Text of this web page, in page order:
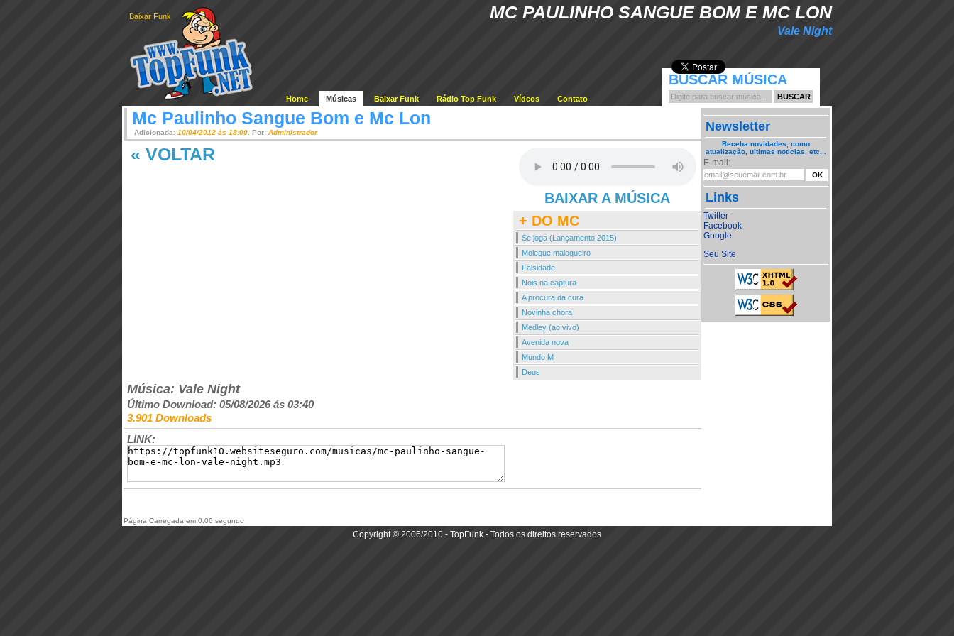
MC PAULINHO SANGUE BOM E MC LON
Vale Night
Baixar Funk
Home Músicas Baixar Funk Rádio Top Funk Vídeos Contato
BUSCAR MÚSICA
Mc Paulinho Sangue Bom e Mc Lon
Adicionada: 10/04/2012 ás 18:00 . Por: Administrador
BAIXAR A MÚSICA
+ DO MC
Se joga (Lançamento 2015)
Moleque maloqueiro
Falsidade
Nois na captura
A procura da cura
Novinha chora
Medley (ao vivo)
Avenida nova
Mundo M
Deus
« VOLTAR
Música: Vale Night
Último Download: 05/08/2026 ás 03:40
3.901 Downloads
LINK:
Newsletter
Receba novidades, como
atualização, ultimas noticias, etc...
E-mail:
Links
Twitter
Facebook
Google
Seu Site
Página Carregada em 0.06 segundo
Copyright © 2006/2010 - TopFunk - Todos os direitos reservados